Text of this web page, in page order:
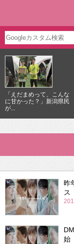
「えだまめって、こんな
に甘かった？」新潟県民
が...
昨
ス
始